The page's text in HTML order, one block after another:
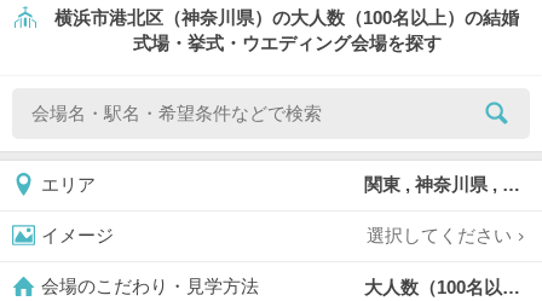
横浜市港北区（神奈川県）の大人数（100名以上）の結婚
式場・挙式・ウエディング会場を探す
エリア 関東 , 神奈川県 , 横浜市 , 横浜市港北区
イメージ 選択してください
会場のこだわり・見学方法 大人数（100名以上）,